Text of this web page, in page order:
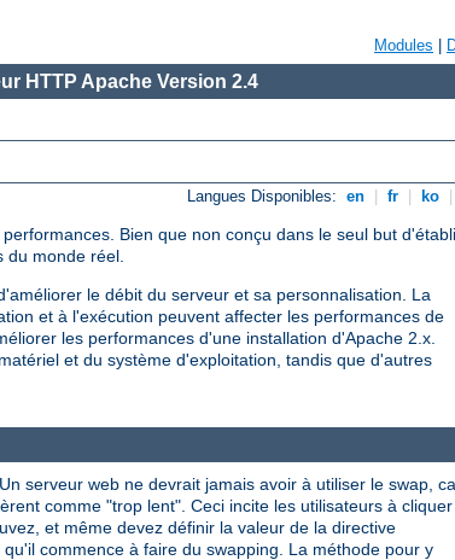
Modules
HTTP Apache Version 2.4
Langues Disponibles: en fr ko
Bien que non conçu dans le seul but
du monde réel.
le débit du serveur et sa personnalisation. La
et à l'exécution peuvent affecter les performances de
les performances d'une installation d'Apache 2.x.
et du système d'exploitation, tandis que d'autres
serveur web ne devrait jamais avoir à utiliser le swap,
comme "trop lent". Ceci incite les utilisateurs à
et même devez définir la valeur de la directive
commence à faire du swapping. La méthode pour y